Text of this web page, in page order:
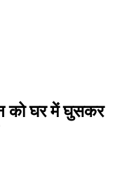
को घर में घुसकर